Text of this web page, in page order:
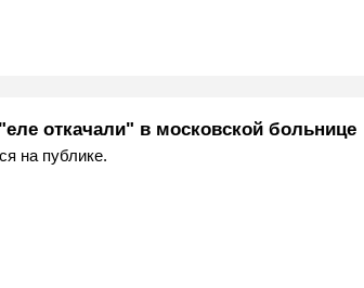
откачали" в московской больнице
на публике.